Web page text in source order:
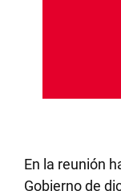
En la reunión
Gobierno de